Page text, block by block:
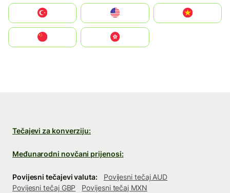
United States
中國香港特別行政區
Tečajevi za konverziju:
Međunarodni novčani prijenosi:
Povijesni tečajevi valuta:
Povijesni tečaj AUD
Povijesni tečaj GBP
Povijesni tečaj MXN